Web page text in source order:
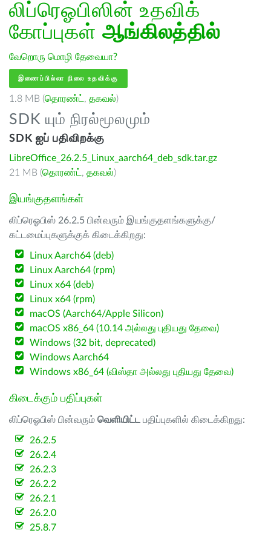
லிப்ரெஓபிஸின் உதவிக்
கோப்புகள் ஆங்கிலத்தில்
வேறொரு மொழி தேவையா?
இணைப்பில்லா நிலை உதவிக்கு
1.8 MB (தொரண்ட் , தகவல்)
SDK யும் நிரல்மூலமும்
SDK ஐப் பதிவிறக்கு
LibreOffice_26.2.5_Linux_aarch64_deb_sdk.tar.gz
21 MB (தொரண்ட் , தகவல்)
இயங்குதளங்கள்
லிப்ரெஓபிஸ் 26.2.5 பின்வரும் இயங்குதளங்களுக்கு/
கட்டமைப்புகளுக்குக் கிடைக்கிறது:
Linux Aarch64 (deb)
Linux Aarch64 (rpm)
Linux x64 (deb)
Linux x64 (rpm)
macOS (Aarch64/Apple Silicon)
macOS x86_64 (10.14 அல்லது புதியது தேவை)
Windows (32 bit, deprecated)
Windows Aarch64
Windows x86_64 (விஸ்தா அல்லது புதியது தேவை)
கிடைக்கும் பதிப்புகள்
லிப்ரெஓபிஸ் பின்வரும் வெளியிட்ட பதிப்புகளில் கிடைக்கிறது:
26.2.5
26.2.4
26.2.3
26.2.2
26.2.1
26.2.0
25.8.7